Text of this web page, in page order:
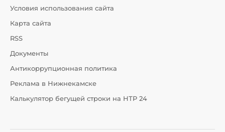
Условия использования сайта
Карта сайта
RSS
Документы
Антикоррупционная политика
Реклама в Нижнекамске
Калькулятор бегущей строки на НТР 24